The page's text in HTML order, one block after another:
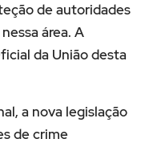
de autoridades
área. A
da União desta
a nova legislação
de crime